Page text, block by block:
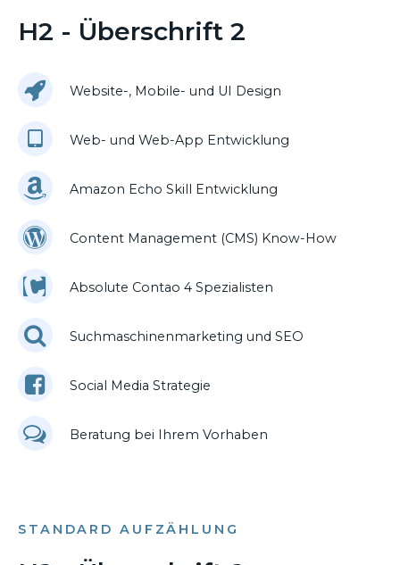
H2 - Überschrift 2
Website-, Mobile- und UI Design
Web- und Web-App Entwicklung
Amazon Echo Skill Entwicklung
Content Management (CMS) Know-How
Absolute Contao 4 Spezialisten
Suchmaschinenmarketing und SEO
Social Media Strategie
Beratung bei Ihrem Vorhaben
STANDARD AUFZÄHLUNG